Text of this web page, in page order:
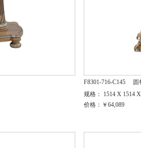
F8301-716-C145
圆
规格： 1514 X 1514
价格：￥64,089